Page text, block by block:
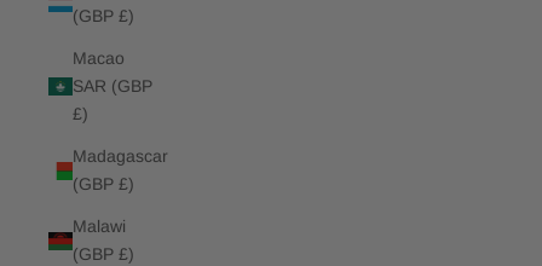
(GBP £)
Macao
SAR (GBP
£)
Madagascar
(GBP £)
Malawi
(GBP £)